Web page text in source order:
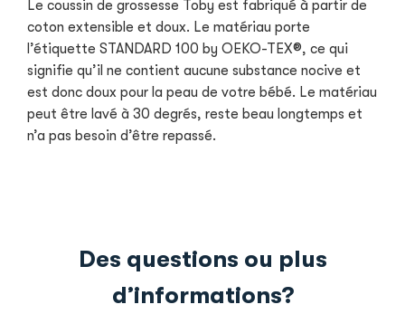
Le coussin de grossesse Toby est fabriqué à partir de
coton extensible et doux. Le matériau porte
l’étiquette STANDARD 100 by OEKO-TEX®, ce qui
signifie qu’il ne contient aucune substance nocive et
est donc doux pour la peau de votre bébé. Le matériau
peut être lavé à 30 degrés, reste beau longtemps et
n’a pas besoin d’être repassé.
Des questions ou plus
d’informations?